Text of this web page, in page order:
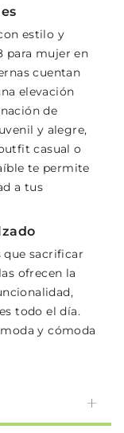
estilo y
para mujer en
cuentan
elevación
de
y alegre,
casual o
te permite
a tus
que sacrificar
ofrecen la
todo el día.
y cómoda